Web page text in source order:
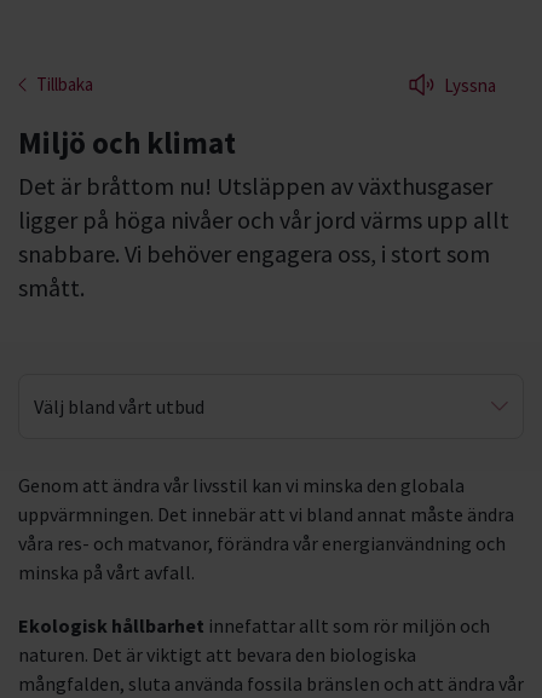
Tillbaka Lyssna
Miljö och klimat
Det är bråttom nu! Utsläppen av växthusgaser
ligger på höga nivåer och vår jord värms upp allt
snabbare. Vi behöver engagera oss, i stort som
smått.
Välj bland vårt utbud
Café Planet
Genom att ändra vår livsstil kan vi minska den globala
uppvärmningen. Det innebär att vi bland annat måste ändra
våra res- och matvanor, förändra vår energianvändning och
minska på vårt avfall.
Ekologisk hållbarhet innefattar allt som rör miljön och
naturen. Det är viktigt att bevara den biologiska
mångfalden, sluta använda fossila bränslen och att ändra vår